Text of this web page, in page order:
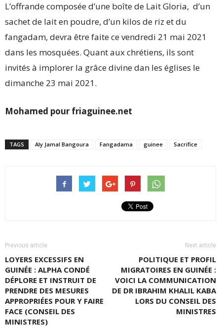
L’offrande composée d’une boîte de Lait Gloria, d’un
sachet de lait en poudre, d’un kilos de riz et du
fangadam, devra être faite ce vendredi 21 mai 2021
dans les mosquées. Quant aux chrétiens, ils sont
invités à implorer la grâce divine dan les églises le
dimanche 23 mai 2021.
Mohamed pour friaguinee.net
TAGS Aly Jamal Bangoura Fangadama guinee Sacrifice
Previous article
LOYERS EXCESSIFS EN
GUINÉE : ALPHA CONDÉ
DÉPLORE ET INSTRUIT DE
PRENDRE DES MESURES
APPROPRIÉES POUR Y FAIRE
FACE (CONSEIL DES
MINISTRES)
Next article
POLITIQUE ET PROFIL
MIGRATOIRES EN GUINÉE :
VOICI LA COMMUNICATION
DE DR IBRAHIM KHALIL KABA
LORS DU CONSEIL DES
MINISTRES